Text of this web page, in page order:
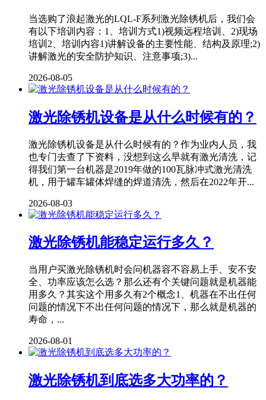
当选购了浪起激光的LQL-F系列激光除锈机后，我们会
有以下培训内容：1、培训方式1)视频远程培训、2)现场
培训2、培训内容1)讲解设备的主要性能、结构及原理;2)
讲解激光的安全防护知识、注意事项;3)...
2026-08-05
激光除锈机设备是从什么时候有的？
激光除锈机设备是从什么时候有的？作为业内人员，我
也专门去查了下资料，没想到这么早就有激光清洗，记
得我们第一台机器是2019年做的100瓦脉冲式激光清洗
机，用于罐车罐体焊缝的焊道清洗，然后在2022年开...
2026-08-03
激光除锈机能稳定运行多久？
当用户买激光除锈机时会问机器容不容易上手、安不安
全、功率应该怎么选？那么还有个关键问题就是机器能
用多久？其实这个用多久有2个概念1、机器在不出任何
问题的情况下不出任何问题的情况下，那么就是机器的
寿命，...
2026-08-01
激光除锈机到底选多大功率的？